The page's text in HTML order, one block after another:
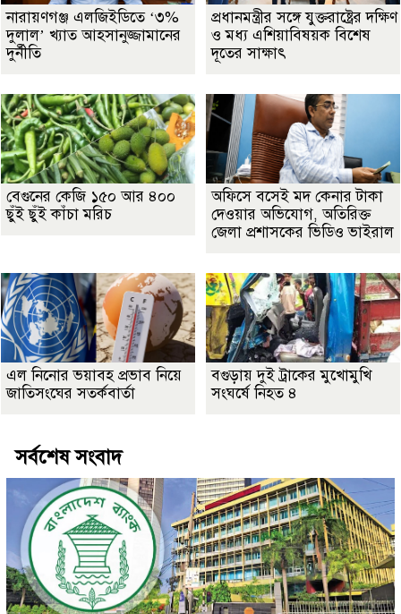
নারায়ণগঞ্জ এলজিইডিতে ‘৩%
দুলাল’ খ্যাত আহসানুজ্জামানের
দুর্নীতি
প্রধানমন্ত্রীর সঙ্গে যুক্তরাষ্ট্রের দক্ষিণ
ও মধ্য এশিয়াবিষয়ক বিশেষ
দূতের সাক্ষাৎ
বেগুনের কেজি ১৫০ আর ৪০০
ছুঁই ছুঁই কাঁচা মরিচ
অফিসে বসেই মদ কেনার টাকা
দেওয়ার অভিযোগ, অতিরিক্ত
জেলা প্রশাসকের ভিডিও ভাইরাল
এল নিনোর ভয়াবহ প্রভাব নিয়ে
জাতিসংঘের সতর্কবার্তা
বগুড়ায় দুই ট্রাকের মুখোমুখি
সংঘর্ষে নিহত ৪
সর্বশেষ সংবাদ